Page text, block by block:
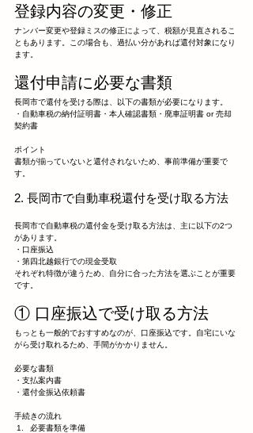
登録内容の変更・修正
ナンバー変更や登録ミスの修正によって、税額が見直されるこ
ともあります。この場合も、過払い分があれば還付対象になり
ます。
還付申請に必要な書類
長岡市で還付を受ける際は、以下の書類が必要になります。
・自動車税の納付証明書・本人確認書類・廃車証明書 or 売却
契約書
ポイント
書類が揃っていないと還付されないため、事前準備が重要で
す。
2. 長岡市で自動車税還付を受け取る方法
長岡市で自動車税の還付金を受け取る方法は、主に以下の2つ
があります。
・口座振込
・第四北越銀行での現金受取
それぞれ特徴が違うため、自分に合った方法を選ぶことが重要
です。
① 口座振込で受け取る方法
もっとも一般的でおすすめなのが、口座振込です。自宅にいな
がら受け取れるため、手間がかかりません。
必要な書類
・支払案内書
・還付金振込依頼書
手続きの流れ
必要書類を準備